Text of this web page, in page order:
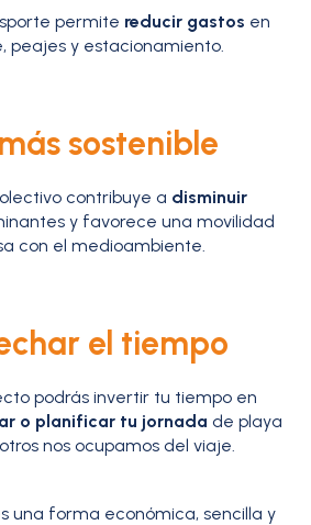
permite reducir gastos en
peajes y estacionamiento.
sostenible
contribuye a disminuir
y favorece una movilidad
con el medioambiente.
el tiempo
podrás invertir tu tiempo en
o planificar tu jornada de playa
nos ocupamos del viaje.
una forma económica, sencilla y